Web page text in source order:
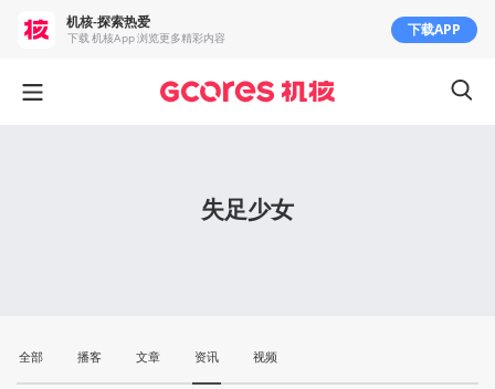
失足少女
全部 播客 文章 资讯 视频
机核-探索热爱
下载 机核App 浏览更多精彩内容 下载APP